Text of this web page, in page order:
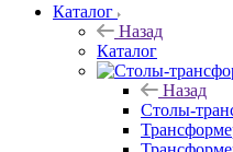
Каталог
Назад
Каталог
Назад
Столы-